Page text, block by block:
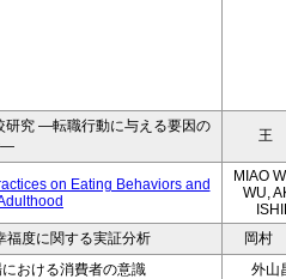
研究 ―転職行動に与える要因の
―
王
on Eating Behaviors and
MIAO
WU,
福度に関する実証分析
岡村
おける消費者の意識
外山